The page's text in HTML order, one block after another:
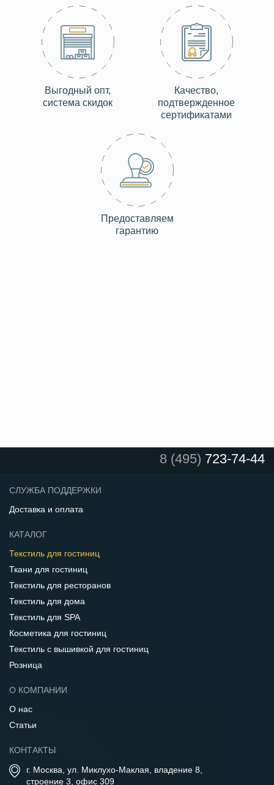
Выгодный опт,
система скидок
Качество,
подтвержденное
сертификатами
Предоставляем
гарантию
8 (495) 723-74-44
СЛУЖБА ПОДДЕРЖКИ
Доставка и оплата
КАТАЛОГ
Текстиль для гостиниц
Ткани для гостиниц
Текстиль для ресторанов
Текстиль для дома
Текстиль для SPA
Косметика для гостиниц
Текстиль с вышивкой для гостиниц
Розница
О КОМПАНИИ
О нас
Статьи
КОНТАКТЫ
г. Москва, ул. Миклухо-Маклая, владение 8,
строение 3, офис 309